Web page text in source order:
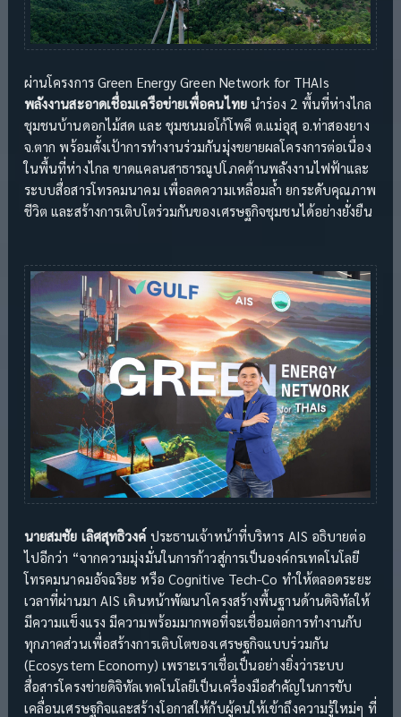
ผ่านโครงการ Green Energy Green Network for THAIs
พลังงานสะอาดเชื่อมเครือข่ายเพื่อคนไทยนำร่อง 2 พื้นที่ห่างไกล
ชุมชนบ้านดอกไม้สด และ ชุมชนมอโก้โพคี ต.แม่อุสุ อ.ท่าสองยาง
จ.ตาก พร้อมตั้งเป้าการทำงานร่วมกันมุ่งขยายผลโครงการต่อเนื่อง
ในพื้นที่ห่างไกล ขาดแคลนสาธารณูปโภคด้านพลังงานไฟฟ้าและ
ระบบสื่อสารโทรคมนาคม เพื่อลดความเหลื่อมล้ำ ยกระดับคุณภาพ
ชีวิต และสร้างการเติบโตร่วมกันของเศรษฐกิจชุมชนได้อย่างยั่งยืน
นายสมชัย เลิศสุทธิวงค์ ประธานเจ้าหน้าที่บริหาร AIS อธิบายต่อ
ไปอีกว่า “จากความมุ่งมั่นในการก้าวสู่การเป็นองค์กรเทคโนโลยี
โทรคมนาคมอัจฉริยะ หรือ Cognitive Tech-Co ทำให้ตลอดระยะ
เวลาที่ผ่านมา AIS เดินหน้าพัฒนาโครงสร้างพื้นฐานด้านดิจิทัลให้
มีความแข็งแรง มีความพร้อมมากพอที่จะเชื่อมต่อการทำงานกับ
ทุกภาคส่วนเพื่อสร้างการเติบโตของเศรษฐกิจแบบร่วมกัน
(Ecosystem Economy) เพราะเราเชื่อเป็นอย่างยิ่งว่าระบบ
สื่อสารโครงข่ายดิจิทัลเทคโนโลยีเป็นเครื่องมือสำคัญในการขับ
เคลื่อนเศรษฐกิจและสร้างโอกาสให้กับผู้คนให้เข้าถึงความรู้ใหม่ๆ ที่